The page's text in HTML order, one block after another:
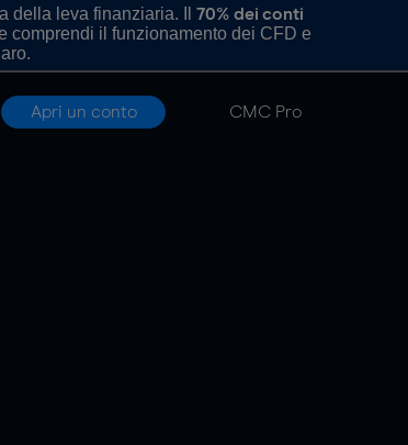
della leva finanziaria. Il 70% dei conti
comprendi il funzionamento dei CFD e
Apri un conto CMC Pro